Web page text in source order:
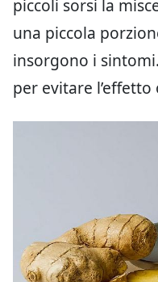
piccoli sorsi la
una piccola
insorgono i
per evitare